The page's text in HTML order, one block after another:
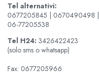
Tel alternativi:
0677205845 | 0670490498 |
06-77205538
Tel H24: 3426422423
(solo sms o whatsapp)
Fax: 0677205966